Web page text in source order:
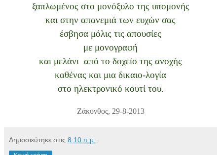
ξαπλωμένος στο μονόξυλο της υπομονής
και στην απανεμιά των ευχών σας
έσβησα μόλις τις απουσίες
με μονογραφή
και μελάνι από το δοχείο της ανοχής
καθένας και μια δικαιο-λογία
στο ηλεκτρονικό κουτί του.
Ζάκυνθος, 29-8-2013
Δημοσιεύτηκε στις 8:10 π.μ.